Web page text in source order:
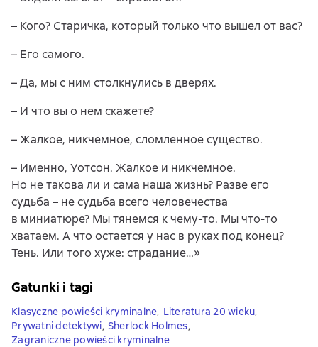
– Кого? Старичка, который только что вышел от вас?
– Его самого.
– Да, мы с ним столкнулись в дверях.
– И что вы о нем скажете?
– Жалкое, никчемное, сломленное существо.
– Именно, Уотсон. Жалкое и никчемное.
Но не такова ли и сама наша жизнь? Разве его
судьба – не судьба всего человечества
в миниатюре? Мы тянемся к чему-то. Мы что-то
хватаем. А что остается у нас в руках под конец?
Тень. Или того хуже: страдание…»
Gatunki i tagi
Klasyczne powieści kryminalne, Literatura 20 wieku,
Prywatni detektywi, Sherlock Holmes,
Zagraniczne powieści kryminalne